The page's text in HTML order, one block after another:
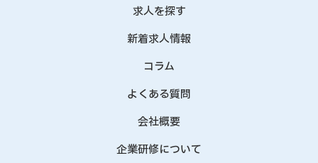
求人を探す
新着求人情報
コラム
よくある質問
会社概要
企業研修について